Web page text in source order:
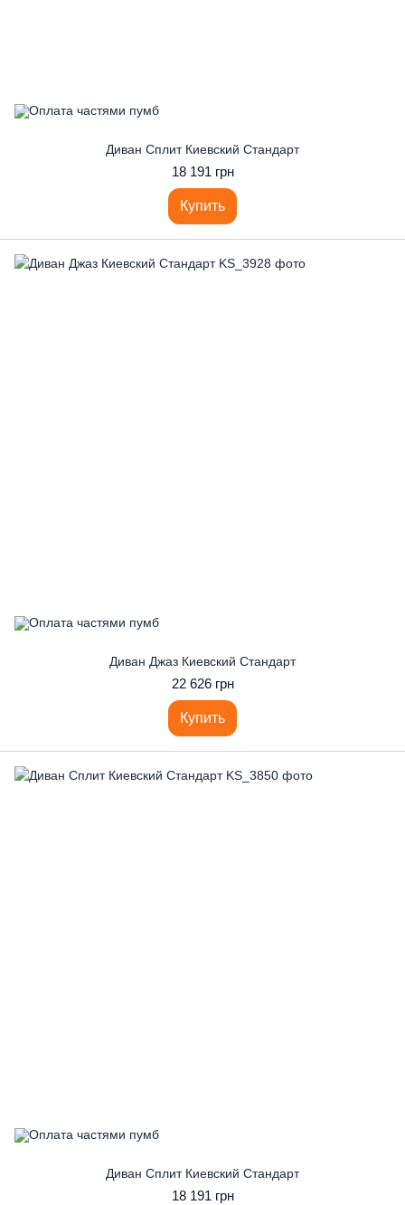
Диван Сплит Киевский Стандарт
18 191 грн
Купить
Диван Джаз Киевский Стандарт
22 626 грн
Купить
Диван Сплит Киевский Стандарт
18 191 грн